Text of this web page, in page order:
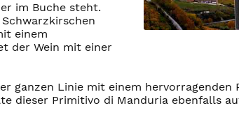
im Buche steht.
einem
der Wein mit einer
Linie mit einem hervorragenden
dieser Primitivo di Manduria ebenfalls